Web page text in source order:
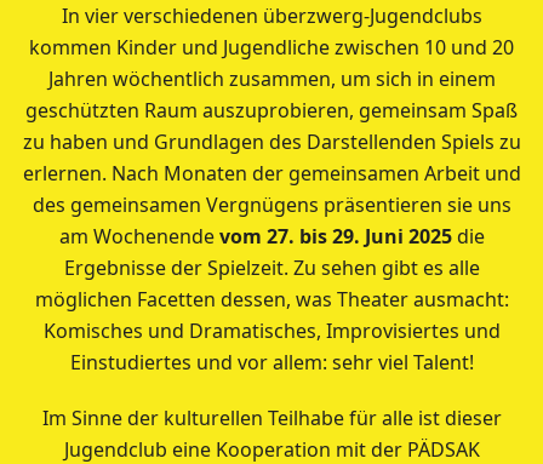
In vier verschiedenen überzwerg-Jugendclubs
kommen Kinder und Jugendliche zwischen 10 und 20
Jahren wöchentlich zusammen, um sich in einem
geschützten Raum auszuprobieren, gemeinsam Spaß
zu haben und Grundlagen des Darstellenden Spiels zu
erlernen. Nach Monaten der gemeinsamen Arbeit und
des gemeinsamen Vergnügens präsentieren sie uns
am Wochenendevom 27. bis 29. Juni 2025die
Ergebnisse der Spielzeit. Zu sehen gibt es alle
möglichen Facetten dessen, was Theater ausmacht:
Komisches und Dramatisches, Improvisiertes und
Einstudiertes und vor allem: sehr viel Talent!
Im Sinne der kulturellen Teilhabe für alle ist dieser
Jugendclub eine Kooperation mit der PÄDSAK